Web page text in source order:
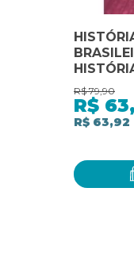
R$ 79,90
R$
R$ 63,92